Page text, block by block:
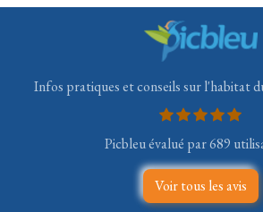
Infos pratiques et conseils sur l'habitat
Picbleu évalué par 689
Voir tous les avis